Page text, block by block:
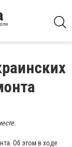
Об этом в ходе